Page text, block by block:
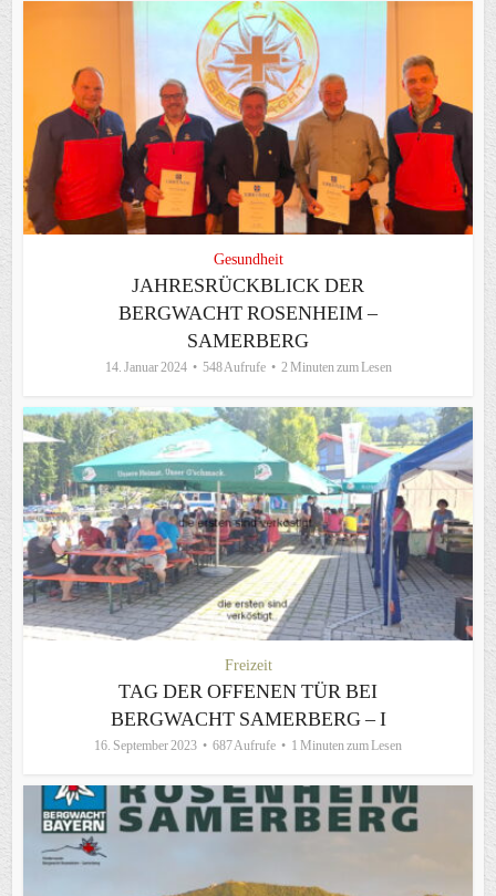
Gesundheit
JAHRESRÜCKBLICK DER
BERGWACHT ROSENHEIM –
SAMERBERG
14. Januar 2024 548 Aufrufe 2 Minuten zum Lesen
Freizeit
TAG DER OFFENEN TÜR BEI
BERGWACHT SAMERBERG – I
16. September 2023 687 Aufrufe 1 Minuten zum Lesen